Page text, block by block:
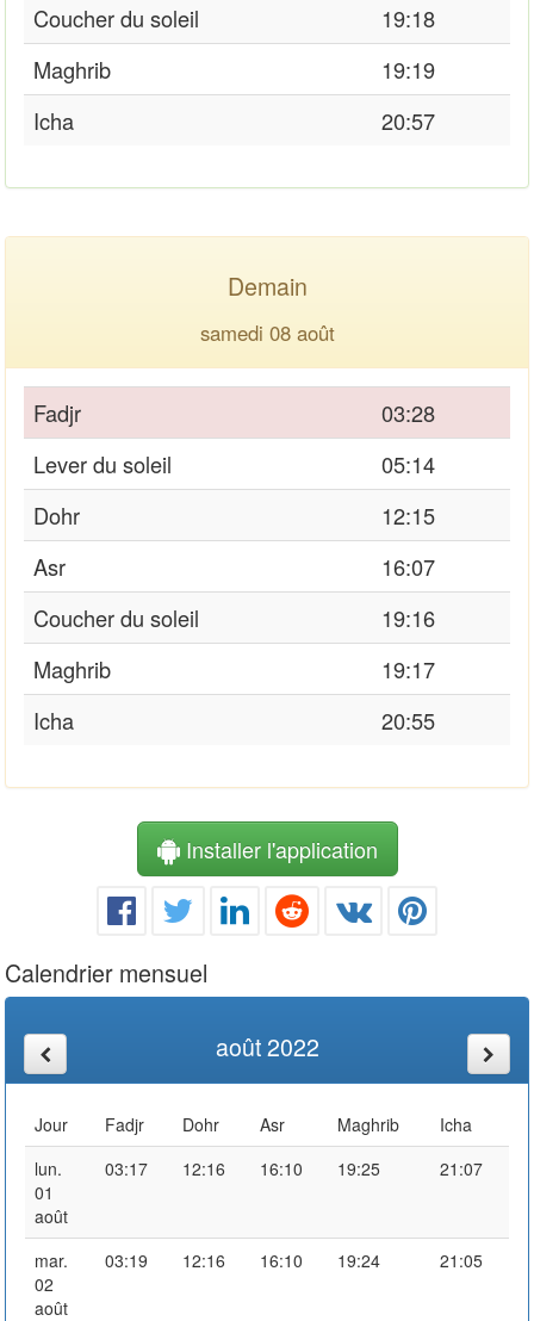
Coucher du soleil
19:18
Maghrib
19:19
Icha
20:57
Demain
samedi 08 août
Fadjr
03:28
Lever du soleil
05:14
Dohr
12:15
Asr
16:07
Coucher du soleil
19:16
Maghrib
19:17
Icha
20:55
Installer l'application
Calendrier mensuel
août 2022
Jour Fadjr Dohr Asr Maghrib
Icha
lun.
01
août
03:17 12:16 16:10 19:25 21:07
mar.
02
août
03:19 12:16 16:10 19:24 21:05